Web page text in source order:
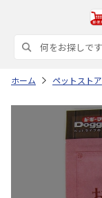
ホーム ペットストア